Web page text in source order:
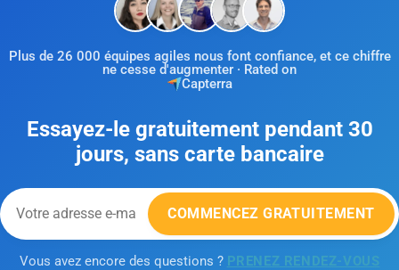
Plus de 26 000 équipes agiles nous font confiance, et ce chiffre
ne cesse d'augmenter · Rated on
Capterra
Essayez-le gratuitement pendant 30
jours, sans carte bancaire
COMMENCEZ GRATUITEMENT
Vous avez encore des questions ? PRENEZ RENDEZ-VOUS